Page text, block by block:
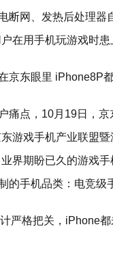
断网、发热后处理器
在用手机玩游戏时患
痛点，10月19日，
游戏手机产业联盟
界期盼已久的游戏
的手机品类：电竞级
严格把关，iPhone